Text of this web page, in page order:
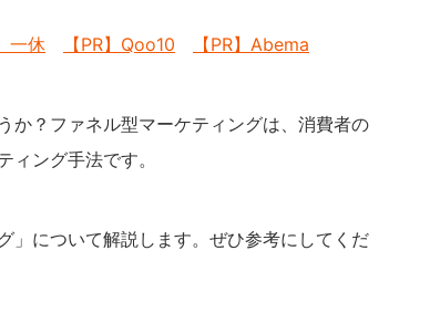
一休 【PR】Qoo10 【PR】Abema
か？ファネル型マーケティングは、消費者の
ング手法です。
」について解説します。ぜひ参考にしてくだ